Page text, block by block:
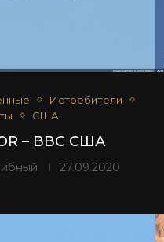
Истребители
США
– ВВС США
27.09.2020